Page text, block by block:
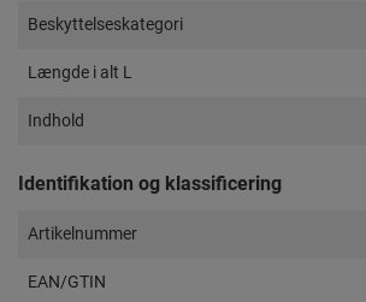
Beskyttelseskategori
Længde i alt L
Indhold
Identifikation og klassificering
Artikelnummer
EAN/GTIN